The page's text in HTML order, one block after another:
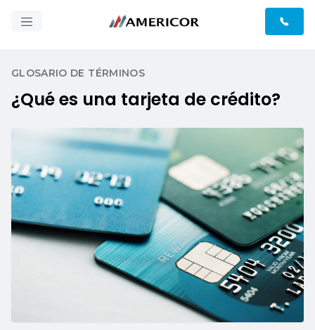
GLOSARIO DE TÉRMINOS
¿Qué es una tarjeta de crédito?